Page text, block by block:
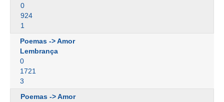
0
924
1
Poemas -> Amor
Lembrança
0
1721
3
Poemas -> Amor